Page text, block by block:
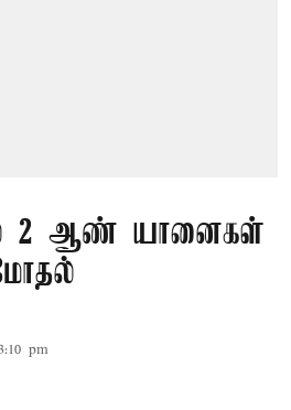
2 ஆண் யானைகள்
pm